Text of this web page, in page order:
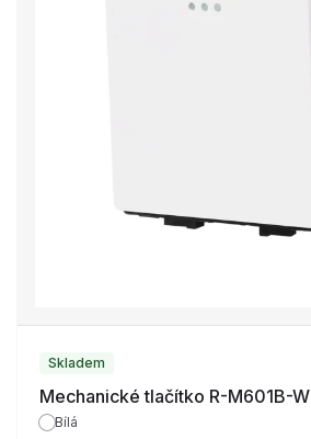
Skladem
Mechanické tlačítko R-M601B-W
Bílá